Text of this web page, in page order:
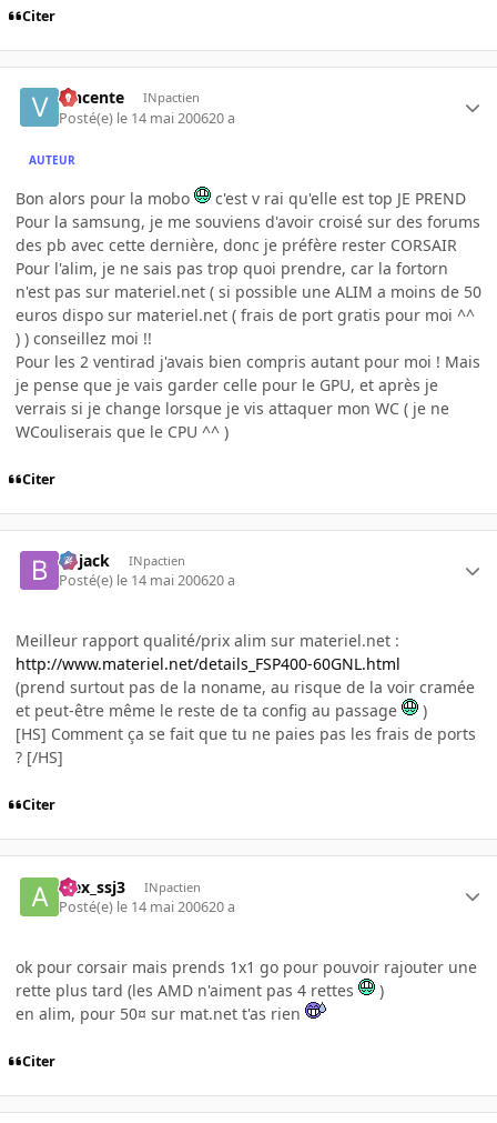
Citer
vincente INpactien
Posté(e) le 14 mai 200620 a
AUTEUR
Bon alors pour la mobo
c'est v rai qu'elle est top JE PREND
Pour la samsung, je me souviens d'avoir croisé sur des forums
des pb avec cette dernière, donc je préfère rester CORSAIR
Pour l'alim, je ne sais pas trop quoi prendre, car la fortorn
n'est pas sur materiel.net ( si possible une ALIM a moins de 50
euros dispo sur materiel.net ( frais de port gratis pour moi ^^
) ) conseillez moi !!
Pour les 2 ventirad j'avais bien compris autant pour moi ! Mais
je pense que je vais garder celle pour le GPU, et après je
verrais si je change lorsque je vis attaquer mon WC ( je ne
WCouliserais que le CPU ^^ )
Citer
Bojack INpactien
Posté(e) le 14 mai 200620 a
Meilleur rapport qualité/prix alim sur materiel.net :
http://www.materiel.net/details_FSP400-60GNL.html
(prend surtout pas de la noname, au risque de la voir cramée
et peut-être même le reste de ta config au passage
)
[HS] Comment ça se fait que tu ne paies pas les frais de ports
? [/HS]
Citer
alex_ssj3 INpactien
Posté(e) le 14 mai 200620 a
ok pour corsair mais prends 1x1 go pour pouvoir rajouter une
rette plus tard (les AMD n'aiment pas 4 rettes
)
en alim, pour 50¤ sur mat.net t'as rien
Citer